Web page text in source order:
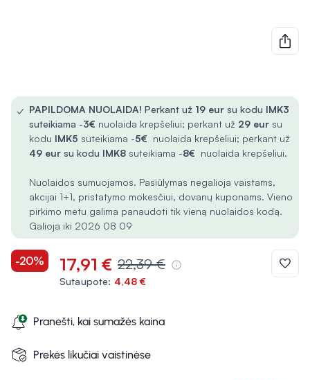
✓ PAPILDOMA NUOLAIDA! Perkant už 19 eur su kodu IMK3
suteikiama -3€ nuolaida krepšeliui; perkant už 29 eur su
kodu IMK5 suteikiama -5€ nuolaida krepšeliui; perkant už
49 eur su kodu IMK8 suteikiama -8€ nuolaida krepšeliui.
Nuolaidos sumuojamos. Pasiūlymas negalioja vaistams,
akcijai 1+1, pristatymo mokesčiui, dovanų kuponams. Vieno
pirkimo metu galima panaudoti tik vieną nuolaidos kodą.
Galioja iki 2026 08 09
-20% 17,91 € 22,39 €
Sutaupote: 4,48 €
Pranešti, kai sumažės kaina
Prekės likučiai vaistinėse